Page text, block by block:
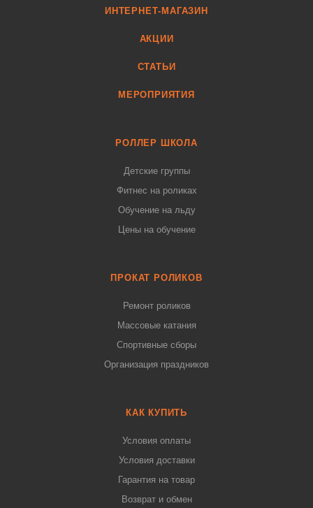
ИНТЕРНЕТ-МАГАЗИН
АКЦИИ
СТАТЬИ
МЕРОПРИЯТИЯ
РОЛЛЕР ШКОЛА
Детские группы
Фитнес на роликах
Обучение на льду
Цены на обучение
ПРОКАТ РОЛИКОВ
Ремонт роликов
Массовые катания
Спортивные сборы
Организация праздников
КАК КУПИТЬ
Условия оплаты
Условия доставки
Гарантия на товар
Возврат и обмен